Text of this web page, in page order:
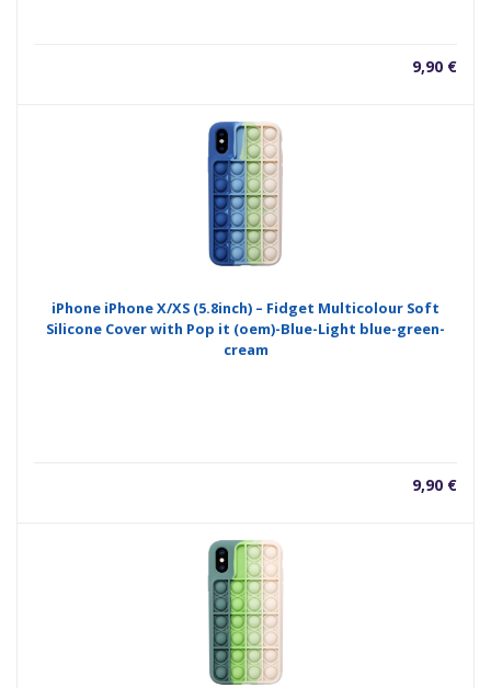
9,90 €
iPhone iPhone X/XS (5.8inch) – Fidget Multicolour Soft
Silicone Cover with Pop it (oem)-Blue-Light blue-green-
cream
9,90 €